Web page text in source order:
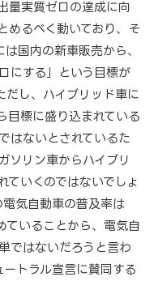
量実質ゼロの達成に向
めるべく動いており、そ
国内の新車販売から、
にする」という目標が
だし、ハイブリッド車に
目標に盛り込まれている
はないとされているた
ソリン車からハイブリ
ていくのではないでしょ
気自動車の普及率は
ていることから、電気自
ではないだろうと言わ
トラル宣言に賛同する